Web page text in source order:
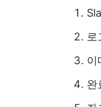
이
완